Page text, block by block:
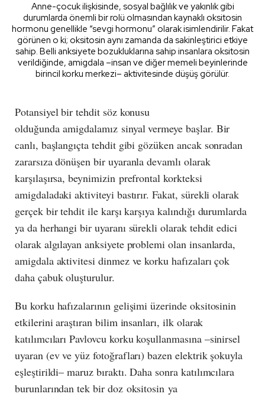
Anne-çocuk ilişkisinde, sosyal bağlılık ve yakınlık gibi
durumlarda önemli bir rolü olmasından kaynaklı oksitosin
hormonu genellikle “sevgi hormonu” olarak isimlendirilir. Fakat
görünen o ki; oksitosin aynı zamanda da sakinleştirici etkiye
sahip. Belli anksiyete bozukluklarına sahip insanlara oksitosin
verildiğinde, amigdala –insan ve diğer memeli beyinlerinde
birincil korku merkezi– aktivitesinde düşüş görülür.
Potansiyel bir tehdit söz konusu
olduğunda amigdalamız sinyal vermeye başlar. Bir
canlı, başlangıçta tehdit gibi gözüken ancak sonradan
zararsıza dönüşen bir uyaranla devamlı olarak
karşılaşırsa, beynimizin prefrontal korkteksi
amigdaladaki aktiviteyi bastırır. Fakat, sürekli olarak
gerçek bir tehdit ile karşı karşıya kalındığı durumlarda
ya da herhangi bir uyaranı sürekli olarak tehdit edici
olarak algılayan anksiyete problemi olan insanlarda,
amigdala aktivitesi dinmez ve korku hafızaları çok
daha çabuk oluşturulur.
Bu korku hafızalarının gelişimi üzerinde oksitosinin
etkilerini araştıran bilim insanları, ilk olarak
katılımcıları Pavlovcu korku koşullanmasına –sinirsel
uyaran (ev ve yüz fotoğrafları) bazen elektrik şokuyla
eşleştirildi– maruz bıraktı. Daha sonra katılımcılara
burunlarından tek bir doz oksitosin ya